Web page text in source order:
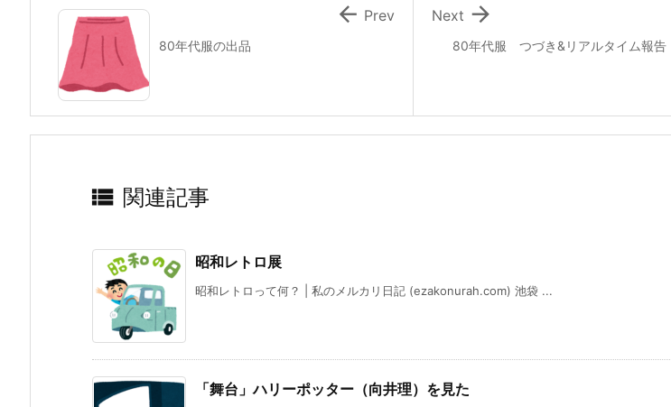
80年代服 つづき&リアルタイム報告

Next
80年代服の出品
 Prev
 関連記事
昭和レトロ展
昭和レトロって何？ | 私のメルカリ日記 (ezakonurah.com) 池袋 ...
「舞台」ハリーポッター（向井理）を見た